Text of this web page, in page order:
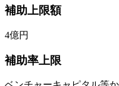
補助上限額
4億円
補助率上限